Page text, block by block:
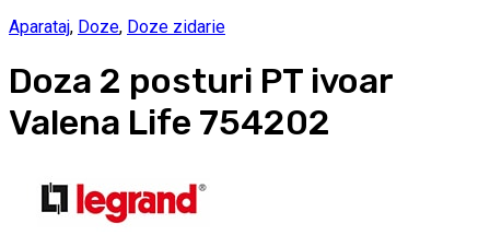
Aparataj, Doze, Doze zidarie
Doza 2 posturi PT ivoar
Valena Life 754202